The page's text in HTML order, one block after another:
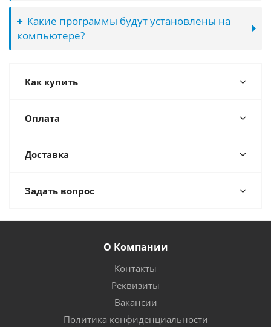
Какие программы будут установлены на
компьютере?
Как купить
Оплата
Доставка
Задать вопрос
О Компании
Контакты
Реквизиты
Вакансии
Политика конфиденциальности